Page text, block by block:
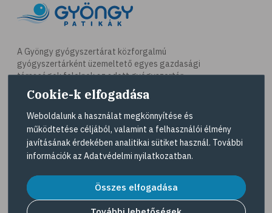
# gyömbér
# kurkuma
# szerecsendió
# gyógynövények
# magas vérnyomás
# szív- és érrendszer
# vérnyomás
# recept
A Gyöngy gyógyszertárat közforgalmú
gyógyszertárként üzemeltető egyes gazdasági
társaságok felelnek az adott gyógyszertár
működésért. A Gyöngy gyógyszertárak listáját és
elérhetőségeit a Gyógyszertár kereső
tekintheti meg.
Navigáció
Dermokozmetikumok
Cookie-k elfogadása
Weboldalunk a használat megkönnyítése és
működtetése céljából, valamint a felhasználói élmény
javításának érdekében analitikai sütiket használ. További
információk az Adatvédelmi nyilatkozatban.
Összes elfogadása